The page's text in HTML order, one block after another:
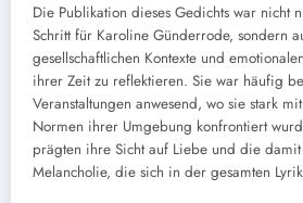
Die Publikation dieses Gedichts war nicht
Schritt für Karoline Günderrode, sondern
gesellschaftlichen Kontexte und
ihrer Zeit zu reflektieren. Sie war häufig
Veranstaltungen anwesend, wo sie stark
Normen ihrer Umgebung konfrontiert
prägten ihre Sicht auf Liebe und die
Melancholie, die sich in der gesamten